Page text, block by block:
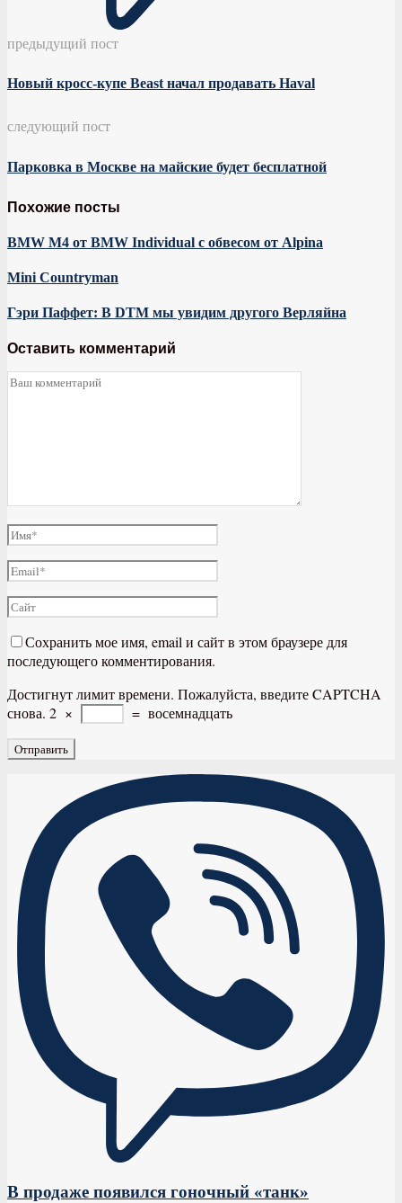
предыдущий пост
Новый кросс-купе Beast начал продавать Haval
следующий пост
Парковка в Москве на майские будет бесплатной
Похожие посты
BMW M4 от BMW Individual с обвесом от Alpina
Mini Countryman
Гэри Паффет: В DTM мы увидим другого Верляйна
Оставить комментарий
Сохранить мое имя, email и сайт в этом браузере для
последующего комментирования.
Достигнут лимит времени. Пожалуйста, введите CAPTCHA
снова. 2 × = восемнадцать
В продаже появился гоночный «танк»